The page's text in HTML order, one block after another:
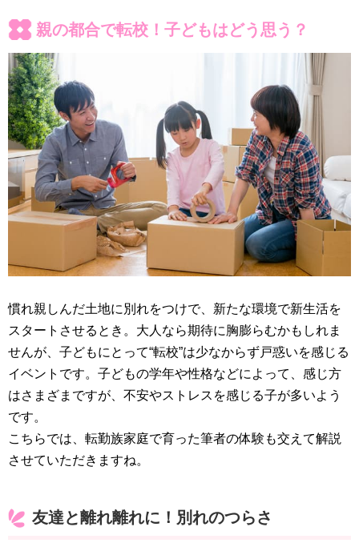
親の都合で転校！子どもはどう思う？
慣れ親しんだ土地に別れをつけで、新たな環境で新生活を
スタートさせるとき。大人なら期待に胸膨らむかもしれま
せんが、子どもにとって“転校”は少なからず戸惑いを感じる
イベントです。子どもの学年や性格などによって、感じ方
はさまざまですが、不安やストレスを感じる子が多いよう
です。
こちらでは、転勤族家庭で育った筆者の体験も交えて解説
させていただきますね。
友達と離れ離れに！別れのつらさ